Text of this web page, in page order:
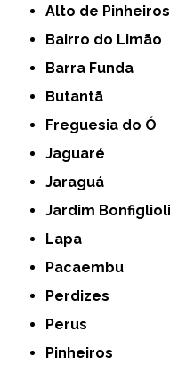
Alto de Pinheiros
Bairro do Limão
Barra Funda
Butantã
Freguesia do Ó
Jaguaré
Jaraguá
Jardim Bonfiglioli
Lapa
Pacaembu
Perdizes
Perus
Pinheiros